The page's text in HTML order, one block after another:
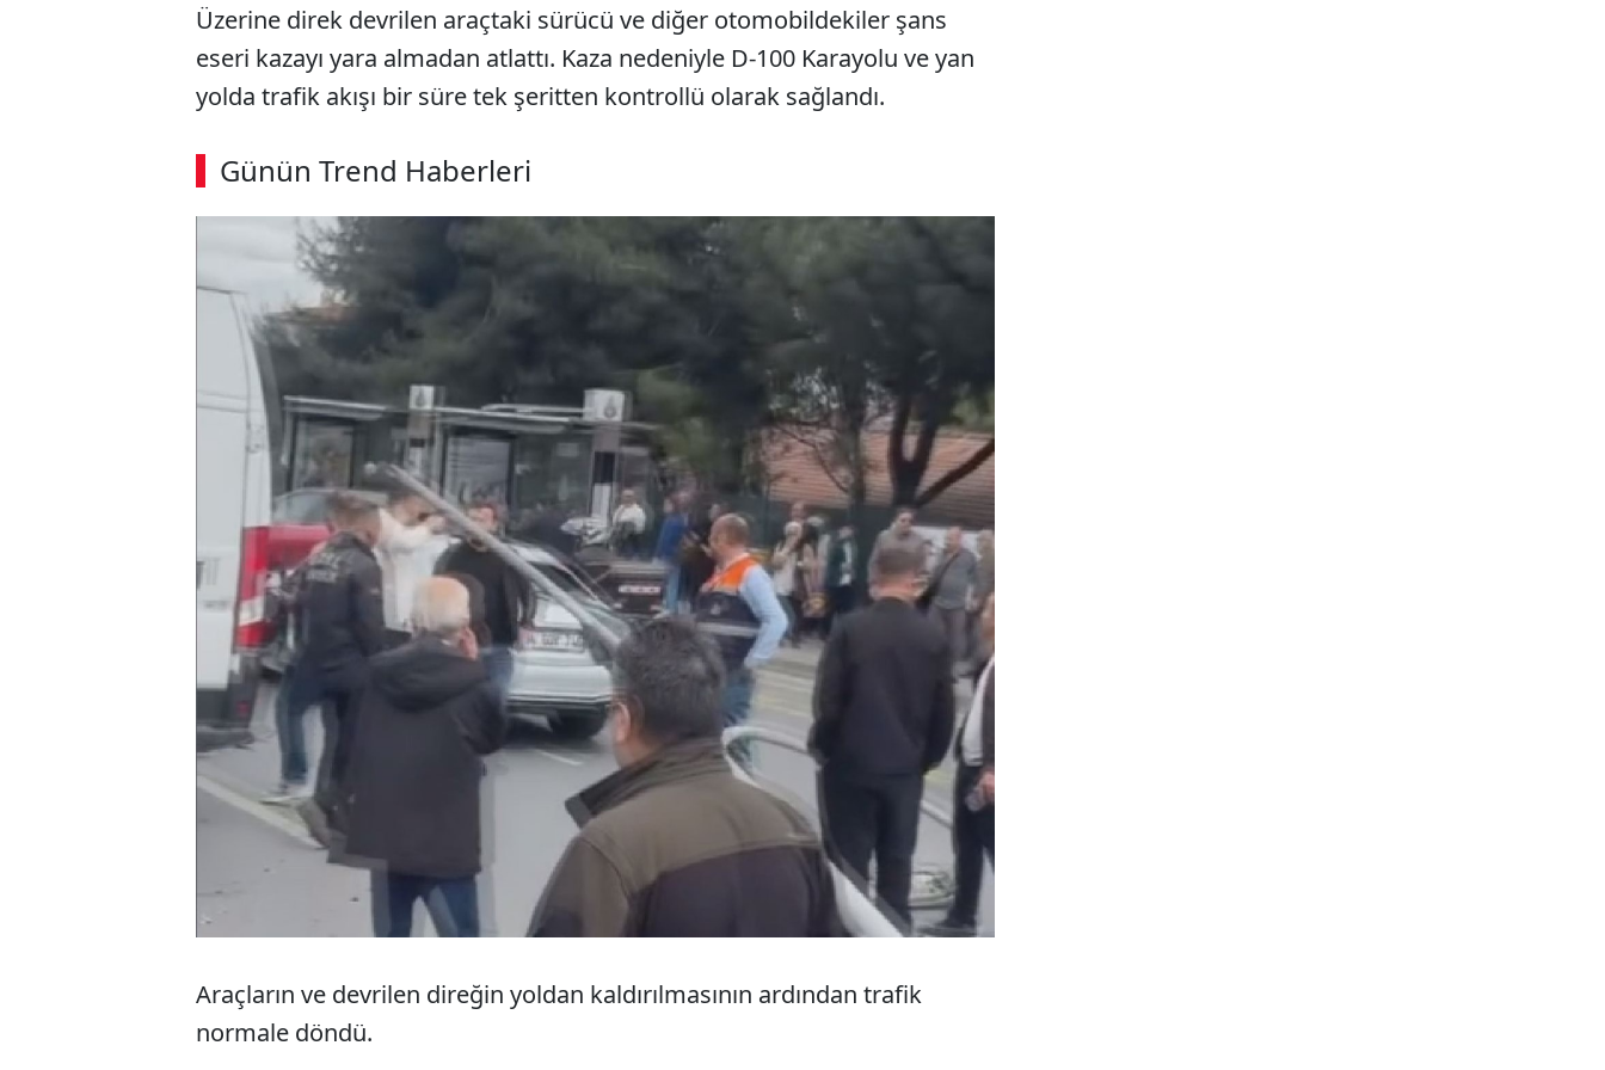
Üzerine direk devrilen araçtaki sürücü ve diğer otomobildekiler şans
eseri kazayı yara almadan atlattı. Kaza nedeniyle D-100 Karayolu ve yan
yolda trafik akışı bir süre tek şeritten kontrollü olarak sağlandı.
Günün Trend Haberleri
Araçların ve devrilen direğin yoldan kaldırılmasının ardından trafik
normale döndü.